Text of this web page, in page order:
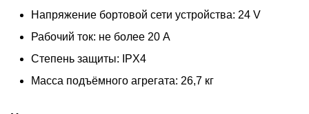
Напряжение бортовой сети устройства: 24 V
Рабочий ток: не более 20 A
Степень защиты: IPX4
Масса подъёмного агрегата: 26,7 кг